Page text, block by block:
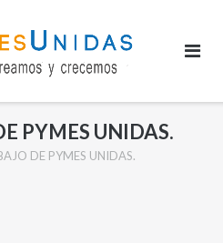
PYMES UNIDAS.
DE PYMES UNIDAS.